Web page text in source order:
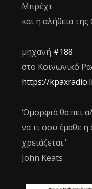
Μπρέχτ
και η αλήθεια
μηχανή #188
στο Κοινωνικό
https://
‘Ομορφιά θα πει
να τι σου έμαθε
χρειάζεται.’
John Keats